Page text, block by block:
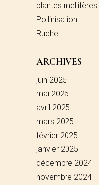
plantes mellifères
Pollinisation
Ruche
ARCHIVES
juin 2025
mai 2025
avril 2025
mars 2025
février 2025
janvier 2025
décembre 2024
novembre 2024